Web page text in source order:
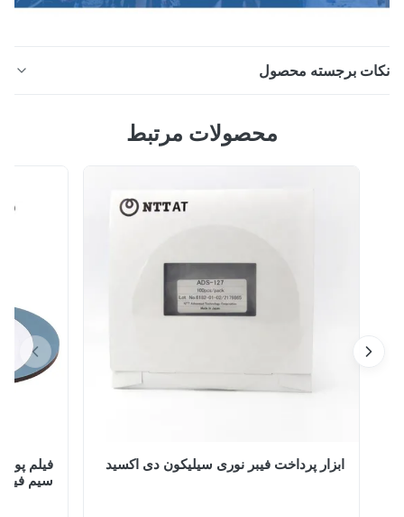
برجسته محصول
اتصال سریع مدل:SC / UPC محل مبدا: شن ژن ، چین جزئیات
بالا را امکان پذیر می کند point نقطه اتصال در داخل کانکتور
محصولات مرتبط
ابزار پرداخت فیبر نوری سیلیکون دی اکسید
فیلم پولیش
سیم فیبر